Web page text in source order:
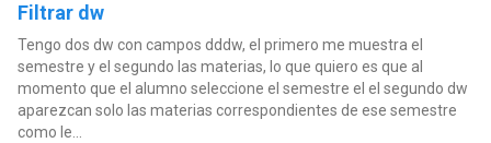
Filtrar dw
Tengo dos dw con campos dddw, el primero me muestra el
semestre y el segundo las materias, lo que quiero es que al
momento que el alumno seleccione el semestre el el segundo dw
aparezcan solo las materias correspondientes de ese semestre
como le...